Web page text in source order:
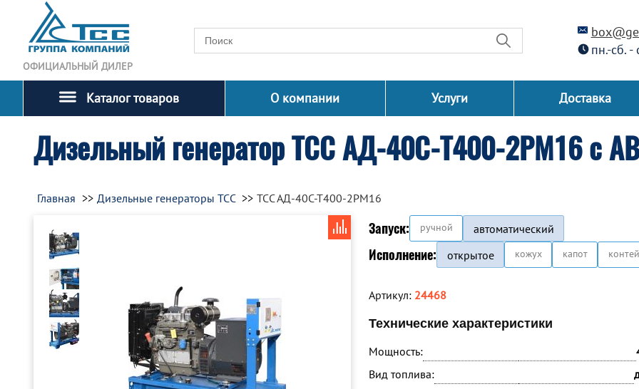
ОФИЦИАЛЬНЫЙ ДИЛЕР
пн.-сб.
Каталог товаров О компании Услуги Доставка
Дизельный генератор ТСС АД-40С-Т400-2РМ16 с
Главная Дизельные генераторы ТСС ТСС АД-40С-Т400-2РМ16
Запуск: ручной автоматический
Исполнение: открытое кожух капот
Артикул: 24468
Технические характеристики
Мощность:
Вид топлива: